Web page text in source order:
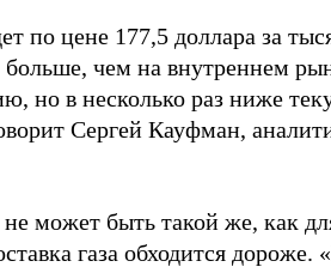
по цене 177,5 доллара за
больше, чем на внутреннем
но в несколько раз ниже
Сергей Кауфман,
может быть такой же, как
газа обходится дороже.